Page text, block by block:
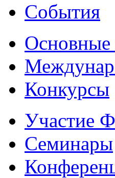
События
Основные
Конкурсы
Семинары